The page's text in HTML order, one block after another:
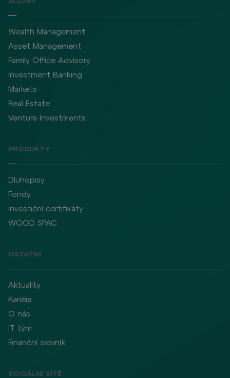
Wealth Management
Asset Management
Family Office Advisory
Investment Banking
Markets
Real Estate
Venture Investments
PRODUKTY
Dluhopisy
Fondy
Investiční certifikáty
WOOD SPAC
OSTATNÍ
Aktuality
Kariéra
O nás
IT tým
Finanční slovník
SOCIÁLNÍ SÍTĚ